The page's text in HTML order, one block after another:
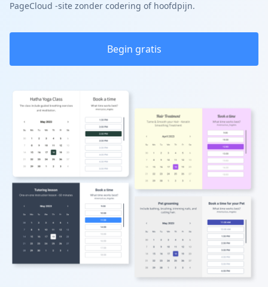
PageCloud -site zonder codering of hoofdpijn.
Begin gratis